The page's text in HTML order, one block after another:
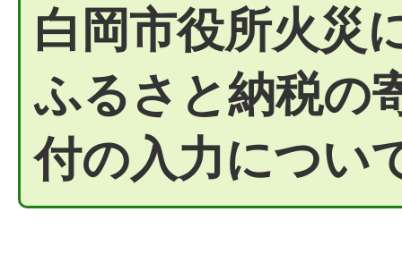
白岡市役所火災
ふるさと納税の
付の入力につい